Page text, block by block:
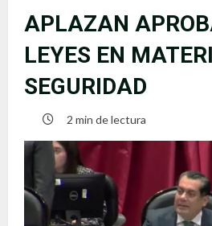
APLAZAN
LEYES EN
SEGURIDAD
2 min de lectura